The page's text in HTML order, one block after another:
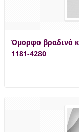
Όμορφο βραδινό
1181-4280